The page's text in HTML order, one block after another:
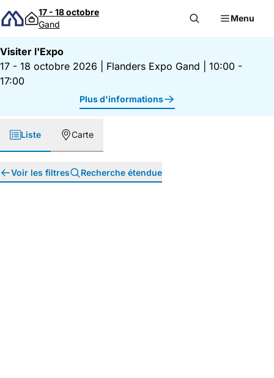
Passer au contenu
17 - 18 octobre
Gand
Menu
Visiter l'Expo
17 - 18 octobre 2026
Flanders Expo Gand
10:00 -
17:00
Plus d'informations
Liste Carte
Voir les filtres Recherche étendue